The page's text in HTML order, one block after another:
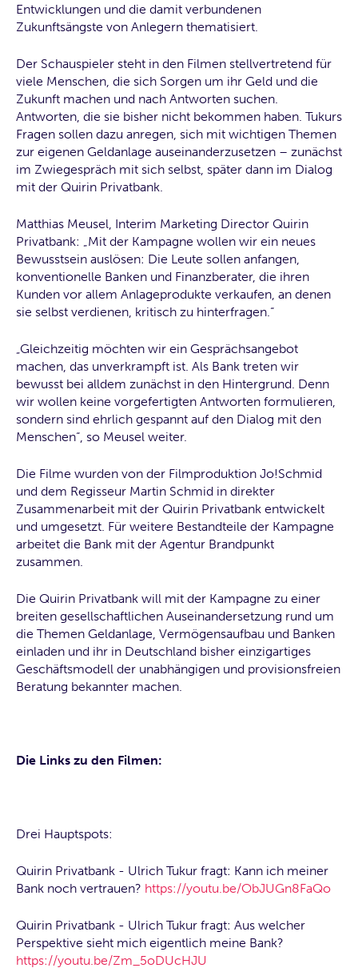
Entwicklungen und die damit verbundenen
Zukunftsängste von Anlegern thematisiert.
Der Schauspieler steht in den Filmen stellvertretend für
viele Menschen, die sich Sorgen um ihr Geld und die
Zukunft machen und nach Antworten suchen.
Antworten, die sie bisher nicht bekommen haben. Tukurs
Fragen sollen dazu anregen, sich mit wichtigen Themen
zur eigenen Geldanlage auseinanderzusetzen – zunächst
im Zwiegespräch mit sich selbst, später dann im Dialog
mit der Quirin Privatbank.
Matthias Meusel, Interim Marketing Director Quirin
Privatbank: „Mit der Kampagne wollen wir ein neues
Bewusstsein auslösen: Die Leute sollen anfangen,
konventionelle Banken und Finanzberater, die ihren
Kunden vor allem Anlageprodukte verkaufen, an denen
sie selbst verdienen, kritisch zu hinterfragen.“
„Gleichzeitig möchten wir ein Gesprächsangebot
machen, das unverkrampft ist. Als Bank treten wir
bewusst bei alldem zunächst in den Hintergrund. Denn
wir wollen keine vorgefertigten Antworten formulieren,
sondern sind ehrlich gespannt auf den Dialog mit den
Menschen“, so Meusel weiter.
Die Filme wurden von der Filmproduktion Jo!Schmid
und dem Regisseur Martin Schmid in direkter
Zusammenarbeit mit der Quirin Privatbank entwickelt
und umgesetzt. Für weitere Bestandteile der Kampagne
arbeitet die Bank mit der Agentur Brandpunkt
zusammen.
Die Quirin Privatbank will mit der Kampagne zu einer
breiten gesellschaftlichen Auseinandersetzung rund um
die Themen Geldanlage, Vermögensaufbau und Banken
einladen und ihr in Deutschland bisher einzigartiges
Geschäftsmodell der unabhängigen und provisionsfreien
Beratung bekannter machen.
Die Links zu den Filmen:
Drei Hauptspots:
Quirin Privatbank - Ulrich Tukur fragt: Kann ich meiner
Bank noch vertrauen? https://youtu.be/ObJUGn8FaQo
Quirin Privatbank - Ulrich Tukur fragt: Aus welcher
Perspektive sieht mich eigentlich meine Bank?
https://youtu.be/Zm_5oDUcHJU